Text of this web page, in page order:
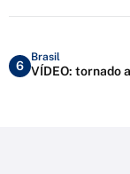
6
Brasil
VÍDEO: tornado